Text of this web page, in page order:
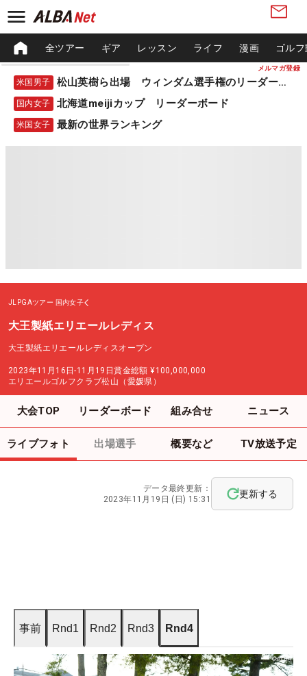
メルマガ登録
全ツアー ギア レッスン ライフ 漫画 ゴル
米国男子 松山英樹ら出場 ウィンダム選手権のリーダーボード
国内女子 北海道meijiカップ リーダーボード
米国女子 最新の世界ランキング
JLPGAツアー 国内女子
大王製紙エリエールレディス
大王製紙エリエールレディスオープン
2023年11月16日-11月19日賞金総額 ¥100,000,000
エリエールゴルフクラブ松山（愛媛県）
大会TOP リーダーボード 組み合せ ニュース
ライブフォト 出場選手 概要など TV放送予定
データ最終更新：
2023年11月19日 (日) 15:31
更新する
事前 Rnd1 Rnd2 Rnd3 Rnd4